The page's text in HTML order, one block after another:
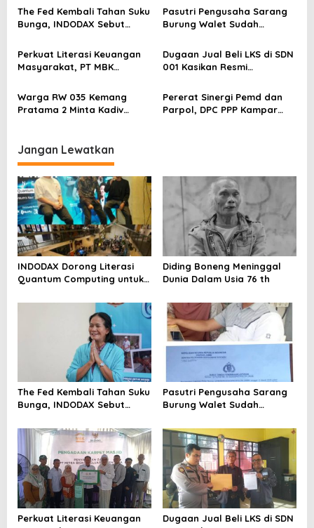
o
s
Blockchain
The Fed Kembali Tahan Suku
Bunga, INDODAX Sebut
Sentimen Pasar
Pasutri Pengusaha Sarang
Burung Walet Sudah
Pelapor Desak Polda Jambi
Segera Lakukan Penahanan
Perkuat Literasi Keuangan
Masyarakat, PT MBK
Karpet Masjid di Pakuhaji
Dugaan Jual Beli LKS di SDN
001 Kasikan Resmi
Kampar, Pemred – Pimum
Metroterkini.id Desak Usut
Kasus Ini
Warga RW 035 Kemang
Pratama 2 Minta Kadiv
Metro Bekasi Kota
Pererat Sinergi Pemd dan
Parpol, DPC PPP Kampar
Jangan Lewatkan
INDODAX Dorong Literasi
Quantum Computing untuk
Blockchain
Diding Boneng Meninggal
Dunia Dalam Usia 76 th
The Fed Kembali Tahan Suku
Bunga, INDODAX Sebut
Sentimen Pasar
Pasutri Pengusaha Sarang
Burung Walet Sudah
Pelapor Desak Polda Jambi
Segera Lakukan Penahanan
Perkuat Literasi Keuangan
Dugaan Jual Beli LKS di SDN